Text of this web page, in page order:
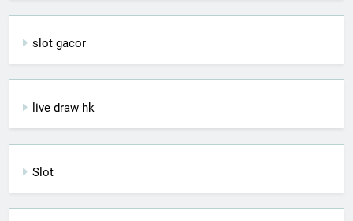
slot gacor
live draw hk
Slot